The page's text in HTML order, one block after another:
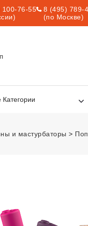
100-76-55
8 (495) 789-
(по Москве)
Категории
и мастурбаторы